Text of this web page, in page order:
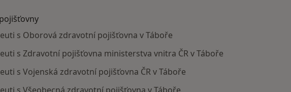
s Oborová zdravotní pojišťovna v Táboře
s Zdravotní pojišťovna ministerstva vnitra ČR v Táboře
s Vojenská zdravotní pojišťovna ČR v Táboře